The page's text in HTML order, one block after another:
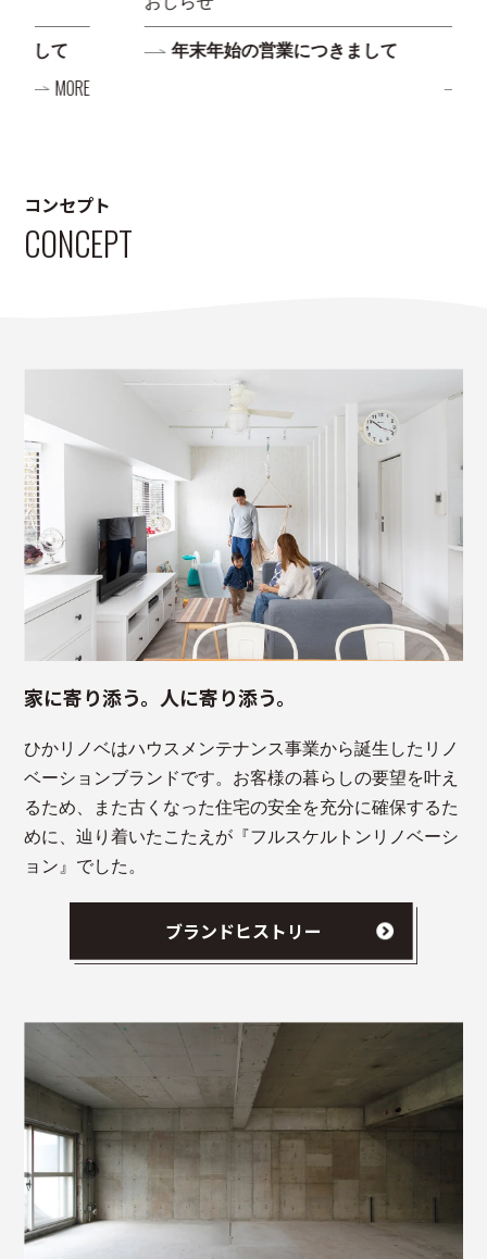
年末年始の営業につきまして
コンセプト
CONCEPT
家に寄り添う。人に寄り添う。
ひかリノベはハウスメンテナンス事業から誕生したリノ
ベーションブランドです。お客様の暮らしの要望を叶え
るため、また古くなった住宅の安全を充分に確保するた
めに、辿り着いたこたえが『フルスケルトンリノベーシ
ョン』でした。
ブランドヒストリー